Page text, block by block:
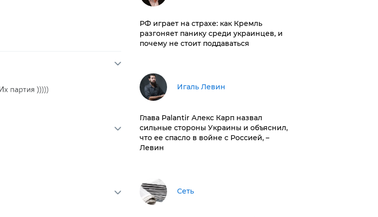
РФ играет на страхе: как Кремль
разгоняет панику среди украинцев, и
почему не стоит поддаваться
Игаль Левин
Глава Palantir Алекс Карп назвал
сильные стороны Украины и объяснил,
что ее спасло в войне с Россией, –
Левин
Сеть